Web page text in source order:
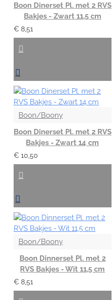
Boon Dinerset Pl. met 2 RVS
Bakjes - Zwart 11,5 cm
€ 8,51
Boon/Boony
Boon Dinerset Pl. met 2 RVS
Bakjes - Zwart 14 cm
€ 10,50
Boon/Boony
Boon Dinnerset Pl. met 2
RVS Bakjes - Wit 11,5 cm
€ 8,51